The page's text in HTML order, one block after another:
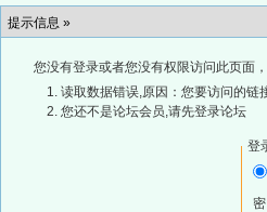
提示信息 »
您没有登录或者您没有权限访问此页面
读取数据错误,原因：您要访问的链
您还不是论坛会员,请先登录论坛
登